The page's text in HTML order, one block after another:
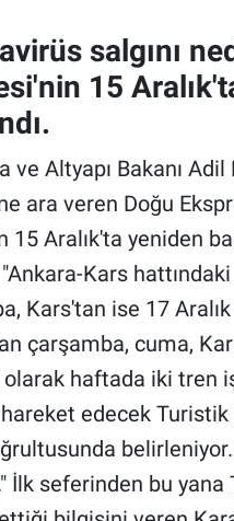
salgını
15
ve Altyapı Bakanı
ara veren Doğu
15 Aralık'ta yeniden
"Ankara-Kars
Kars'tan ise 17
çarşamba, cuma,
olarak haftada iki
edecek Turistik
İlk seferinden bu